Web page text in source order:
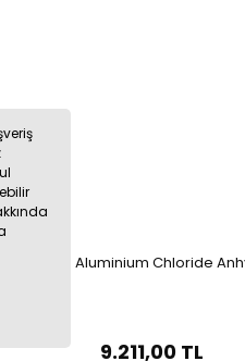
1kg - Aluminium Chloride
9.211,00 TL